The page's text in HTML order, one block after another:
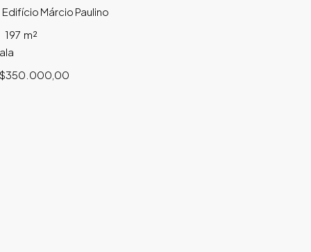
Edifício Márcio Paulino
197 m²